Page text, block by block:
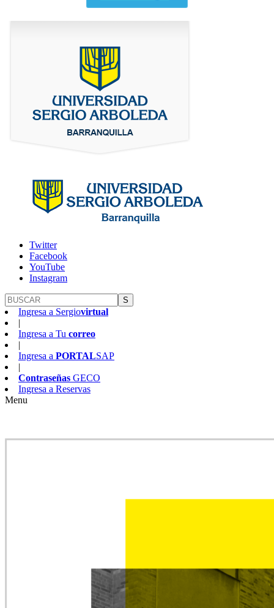
Twitter
Facebook
YouTube
Instagram
S
Ingresa a Sergiovirtual
Ingresa a Tu correo
Ingresa a PORTALSAP
Contraseñas GECO
Ingresa a Reservas
Menu